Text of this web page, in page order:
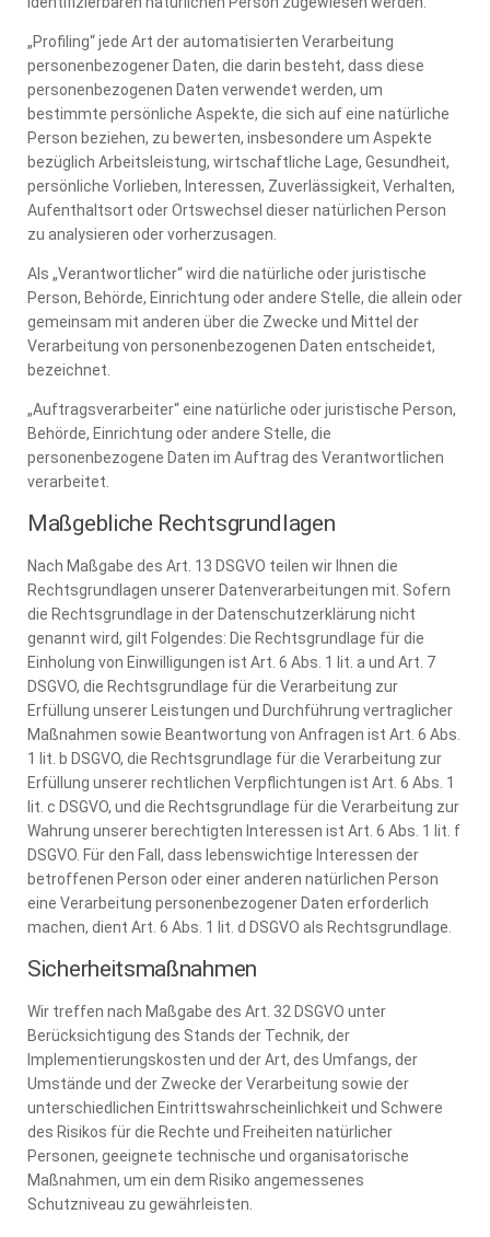
„Profiling“ jede Art der automatisierten Verarbeitung
personenbezogener Daten, die darin besteht, dass diese
personenbezogenen Daten verwendet werden, um
bestimmte persönliche Aspekte, die sich auf eine natürliche
Person beziehen, zu bewerten, insbesondere um Aspekte
bezüglich Arbeitsleistung, wirtschaftliche Lage, Gesundheit,
persönliche Vorlieben, Interessen, Zuverlässigkeit, Verhalten,
Aufenthaltsort oder Ortswechsel dieser natürlichen Person
zu analysieren oder vorherzusagen.
Als „Verantwortlicher“ wird die natürliche oder juristische
Person, Behörde, Einrichtung oder andere Stelle, die allein oder
gemeinsam mit anderen über die Zwecke und Mittel der
Verarbeitung von personenbezogenen Daten entscheidet,
bezeichnet.
„Auftragsverarbeiter“ eine natürliche oder juristische Person,
Behörde, Einrichtung oder andere Stelle, die
personenbezogene Daten im Auftrag des Verantwortlichen
verarbeitet.
Maßgebliche Rechtsgrundlagen
Nach Maßgabe des Art. 13 DSGVO teilen wir Ihnen die
Rechtsgrundlagen unserer Datenverarbeitungen mit. Sofern
die Rechtsgrundlage in der Datenschutzerklärung nicht
genannt wird, gilt Folgendes: Die Rechtsgrundlage für die
Einholung von Einwilligungen ist Art. 6 Abs. 1 lit. a und Art. 7
DSGVO, die Rechtsgrundlage für die Verarbeitung zur
Erfüllung unserer Leistungen und Durchführung vertraglicher
Maßnahmen sowie Beantwortung von Anfragen ist Art. 6 Abs.
1 lit. b DSGVO, die Rechtsgrundlage für die Verarbeitung zur
Erfüllung unserer rechtlichen Verpflichtungen ist Art. 6 Abs. 1
lit. c DSGVO, und die Rechtsgrundlage für die Verarbeitung zur
Wahrung unserer berechtigten Interessen ist Art. 6 Abs. 1 lit. f
DSGVO. Für den Fall, dass lebenswichtige Interessen der
betroffenen Person oder einer anderen natürlichen Person
eine Verarbeitung personenbezogener Daten erforderlich
machen, dient Art. 6 Abs. 1 lit. d DSGVO als Rechtsgrundlage.
Sicherheitsmaßnahmen
Wir treffen nach Maßgabe des Art. 32 DSGVO unter
Berücksichtigung des Stands der Technik, der
Implementierungskosten und der Art, des Umfangs, der
Umstände und der Zwecke der Verarbeitung sowie der
unterschiedlichen Eintrittswahrscheinlichkeit und Schwere
des Risikos für die Rechte und Freiheiten natürlicher
Personen, geeignete technische und organisatorische
Maßnahmen, um ein dem Risiko angemessenes
Schutzniveau zu gewährleisten.